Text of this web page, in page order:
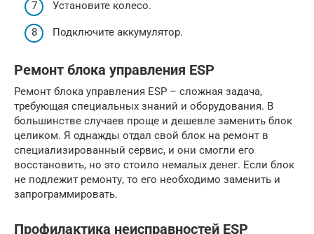
Установите колесо.
Подключите аккумулятор.
Ремонт блока управления ESP
Ремонт блока управления ESP – сложная задача,
требующая специальных знаний и оборудования. В
большинстве случаев проще и дешевле заменить блок
целиком. Я однажды отдал свой блок на ремонт в
специализированный сервис, и они смогли его
восстановить, но это стоило немалых денег. Если блок
не подлежит ремонту, то его необходимо заменить и
запрограммировать.
Профилактика неисправностей ESP